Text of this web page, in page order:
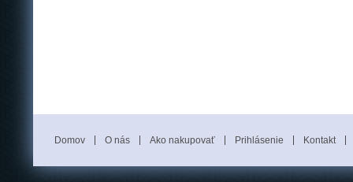
Domov O nás Ako nakupovať Prihlásenie Kontakt